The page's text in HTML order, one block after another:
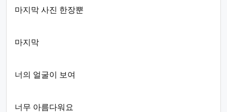
마지막 사진 한장뿐
마지막
너의 얼굴이 보여
너무 아름다워요